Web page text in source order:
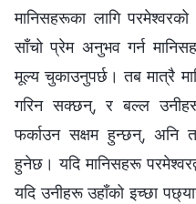
मानिसहरूका लागि
साँचो प्रेम अनुभव गर्न
मूल्य चुकाउनुपर्छ। तब मात्रै
गरिन सक्छन्, र बल्ल
फर्काउन सक्षम हुन्छन्, अनि
हुनेछ। यदि मानिसहरू
यदि उनीहरू उहाँको इच्छा